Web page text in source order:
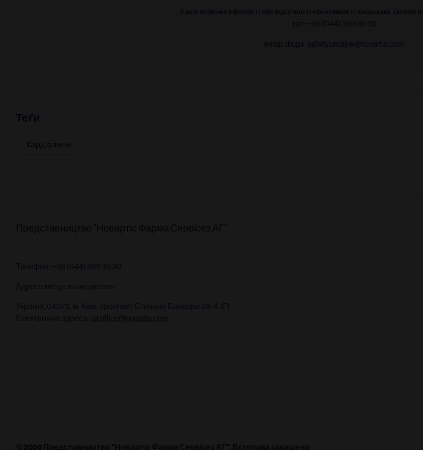
У разі побічних ефектів і / або відсутності ефективності лікарських засобів
тел: +38 (044) 389 39 33
email: drugs_safety.ukraine@novartis.com
Теґи
Кардіологія
Телефон: +38 (044) 389 39 30
Адреса місця знаходження:
Україна, 04073, м. Київ, проспект Степана Бандери 28-А (Г)
Електронна адреса: ua.office@novartis.com